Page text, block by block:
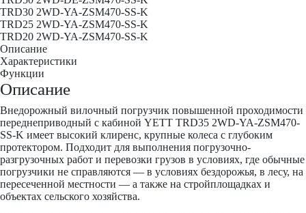
TRD30 2WD-YA-ZSM470-SS-K
TRD25 2WD-YA-ZSM470-SS-K
TRD20 2WD-YA-ZSM470-SS-K
Описание
Характеристики
Функции
Описание
Внедорожный вилочный погрузчик повышенной проходимости
переднеприводный с кабиной YETT TRD35 2WD-YA-ZSM470-
SS-K имеет высокий клиренс, крупные колеса с глубоким
протектором. Подходит для выполнения погрузочно-
разгрузочных работ и перевозки грузов в условиях, где обычные
погрузчики не справляются — в условиях бездорожья, в лесу, на
пересеченной местности — а также на стройплощадках и
объектах сельского хозяйства.